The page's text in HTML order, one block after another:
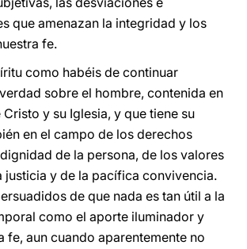
que amenazan la integridad y los
fe.
como habéis de continuar
sobre el hombre, contenida en
y su Iglesia, y que tiene su
en el campo de los derechos
de la persona, de los valores
justicia y de la pacífica convivencia.
de que nada es tan útil a la
como el aporte iluminador y
fe, aun cuando aparentemente no